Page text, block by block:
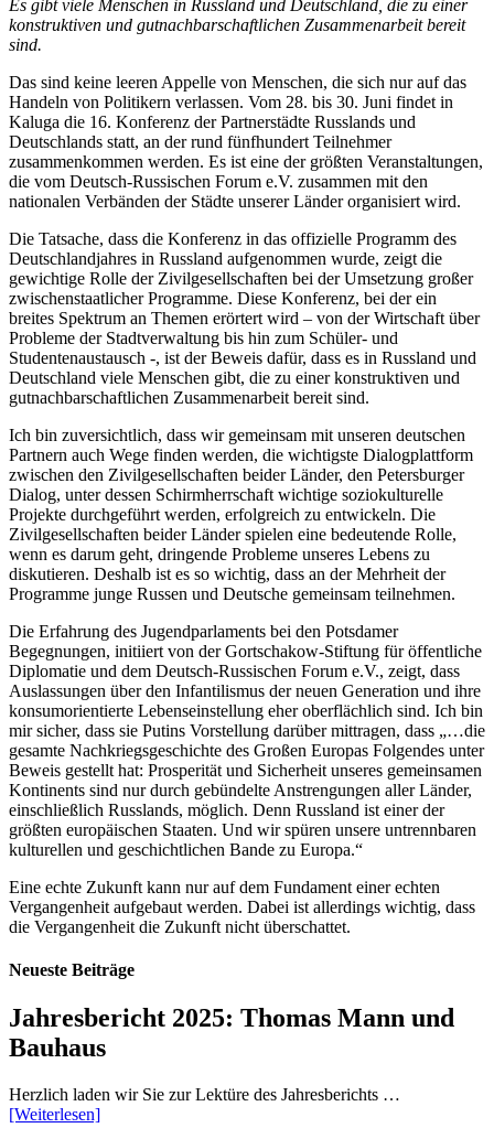
Es gibt viele Menschen in Russland und Deutschland, die zu einer
konstruktiven und gutnachbarschaftlichen Zusammenarbeit bereit
sind.
Das sind keine leeren Appelle von Menschen, die sich nur auf das
Handeln von Politikern verlassen. Vom 28. bis 30. Juni findet in
Kaluga die 16. Konferenz der Partnerstädte Russlands und
Deutschlands statt, an der rund fünfhundert Teilnehmer
zusammenkommen werden. Es ist eine der größten Veranstaltungen,
die vom Deutsch-Russischen Forum e.V. zusammen mit den
nationalen Verbänden der Städte unserer Länder organisiert wird.
Die Tatsache, dass die Konferenz in das offizielle Programm des
Deutschlandjahres in Russland aufgenommen wurde, zeigt die
gewichtige Rolle der Zivilgesellschaften bei der Umsetzung großer
zwischenstaatlicher Programme. Diese Konferenz, bei der ein
breites Spektrum an Themen erörtert wird – von der Wirtschaft über
Probleme der Stadtverwaltung bis hin zum Schüler- und
Studentenaustausch -, ist der Beweis dafür, dass es in Russland und
Deutschland viele Menschen gibt, die zu einer konstruktiven und
gutnachbarschaftlichen Zusammenarbeit bereit sind.
Ich bin zuversichtlich, dass wir gemeinsam mit unseren deutschen
Partnern auch Wege finden werden, die wichtigste Dialogplattform
zwischen den Zivilgesellschaften beider Länder, den Petersburger
Dialog, unter dessen Schirmherrschaft wichtige soziokulturelle
Projekte durchgeführt werden, erfolgreich zu entwickeln. Die
Zivilgesellschaften beider Länder spielen eine bedeutende Rolle,
wenn es darum geht, dringende Probleme unseres Lebens zu
diskutieren. Deshalb ist es so wichtig, dass an der Mehrheit der
Programme junge Russen und Deutsche gemeinsam teilnehmen.
Die Erfahrung des Jugendparlaments bei den Potsdamer
Begegnungen, initiiert von der Gortschakow-Stiftung für öffentliche
Diplomatie und dem Deutsch-Russischen Forum e.V., zeigt, dass
Auslassungen über den Infantilismus der neuen Generation und ihre
konsumorientierte Lebenseinstellung eher oberflächlich sind. Ich bin
mir sicher, dass sie Putins Vorstellung darüber mittragen, dass „…die
gesamte Nachkriegsgeschichte des Großen Europas Folgendes unter
Beweis gestellt hat: Prosperität und Sicherheit unseres gemeinsamen
Kontinents sind nur durch gebündelte Anstrengungen aller Länder,
einschließlich Russlands, möglich. Denn Russland ist einer der
größten europäischen Staaten. Und wir spüren unsere untrennbaren
kulturellen und geschichtlichen Bande zu Europa.“
Eine echte Zukunft kann nur auf dem Fundament einer echten
Vergangenheit aufgebaut werden. Dabei ist allerdings wichtig, dass
die Vergangenheit die Zukunft nicht überschattet.
Neueste Beiträge
Jahresbericht 2025: Thomas Mann und
Bauhaus
Herzlich laden wir Sie zur Lektüre des Jahresberichts …
[Weiterlesen]